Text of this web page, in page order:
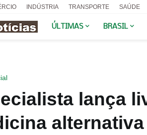
INDÚSTRIA TRANSPORTE SAÚDE
ÚLTIMAS BRASIL
lança